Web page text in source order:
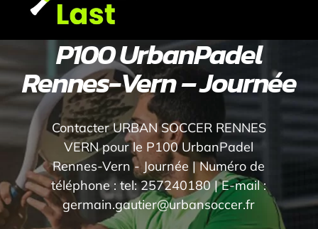
P100 UrbanPadel
Rennes-Vern – Journée
Contacter URBAN SOCCER RENNES
VERN pour le P100 UrbanPadel
Rennes-Vern - Journée | Numéro de
téléphone : tel: 257240180 | E-mail :
germain.gautier@urbansoccer.fr